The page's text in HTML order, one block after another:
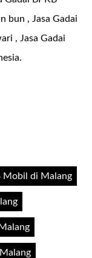
bun , Jasa Gadai
, Jasa Gadai
Mobil di Malang